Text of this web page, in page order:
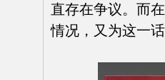
直存在争议。而
情况，又为这一